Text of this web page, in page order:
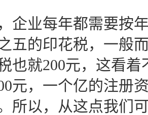
企业每年都需要按
五的印花税，一般
也就200元，这看
元，一个亿的注册
所以，从这点我们